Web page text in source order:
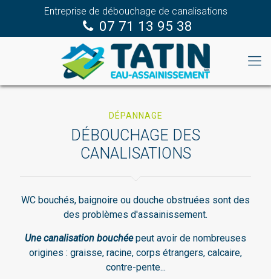
Entreprise de débouchage de canalisations
07 71 13 95 38
DÉPANNAGE
DÉBOUCHAGE DES
CANALISATIONS
WC bouchés, baignoire ou douche obstruées sont des
des problèmes d'assainissement.
Une canalisation bouchéepeut avoir de nombreuses
origines : graisse, racine, corps étrangers, calcaire,
contre-pente...